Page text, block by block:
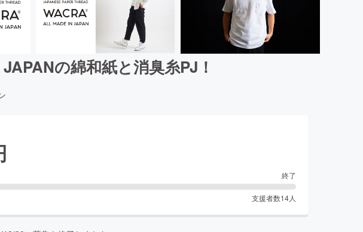
の綿和紙と消臭糸PJ！
終了
支援者数14人